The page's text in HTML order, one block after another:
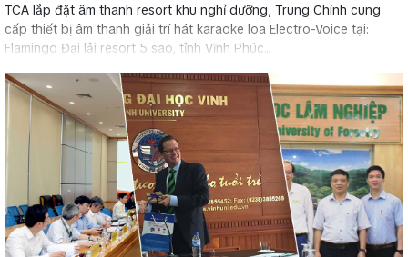
TCA lắp đặt âm thanh resort khu nghỉ dưỡng, Trung Chính cung
cấp thiết bị âm thanh giải trí hát karaoke loa Electro-Voice tại:
Flamingo Đại lải resort 5 sao, tỉnh Vĩnh Phúc...